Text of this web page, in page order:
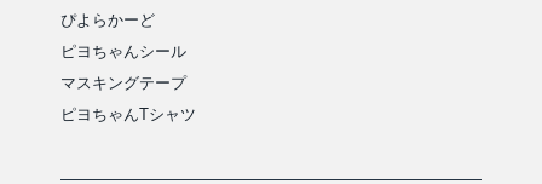
ぴよらかーど
ピヨちゃんシール
マスキングテープ
ピヨちゃんTシャツ